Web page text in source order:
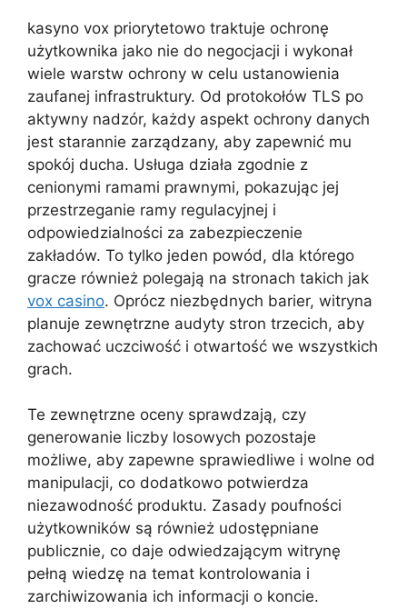
kasyno vox priorytetowo traktuje ochronę
użytkownika jako nie do negocjacji i wykonał
wiele warstw ochrony w celu ustanowienia
zaufanej infrastruktury. Od protokołów TLS po
aktywny nadzór, każdy aspekt ochrony danych
jest starannie zarządzany, aby zapewnić mu
spokój ducha. Usługa działa zgodnie z
cenionymi ramami prawnymi, pokazując jej
przestrzeganie ramy regulacyjnej i
odpowiedzialności za zabezpieczenie
zakładów. To tylko jeden powód, dla którego
gracze również polegają na stronach takich jak
vox casino. Oprócz niezbędnych barier, witryna
planuje zewnętrzne audyty stron trzecich, aby
zachować uczciwość i otwartość we wszystkich
grach.
Te zewnętrzne oceny sprawdzają, czy
generowanie liczby losowych pozostaje
możliwe, aby zapewne sprawiedliwe i wolne od
manipulacji, co dodatkowo potwierdza
niezawodność produktu. Zasady poufności
użytkowników są również udostępniane
publicznie, co daje odwiedzającym witrynę
pełną wiedzę na temat kontrolowania i
zarchiwizowania ich informacji o koncie.